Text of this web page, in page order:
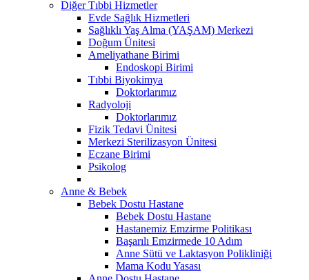
Diğer Tıbbi Hizmetler
Evde Sağlık Hizmetleri
Sağlıklı Yaş Alma (YAŞAM) Merkezi
Doğum Ünitesi
Ameliyathane Birimi
Endoskopi Birimi
Tıbbi Biyokimya
Doktorlarımız
Radyoloji
Doktorlarımız
Fizik Tedavi Ünitesi
Merkezi Sterilizasyon Ünitesi
Eczane Birimi
Psikolog
Anne & Bebek
Bebek Dostu Hastane
Bebek Dostu Hastane
Hastanemiz Emzirme Politikası
Başarılı Emzirmede 10 Adım
Anne Sütü ve Laktasyon Polikliniği
Mama Kodu Yasası